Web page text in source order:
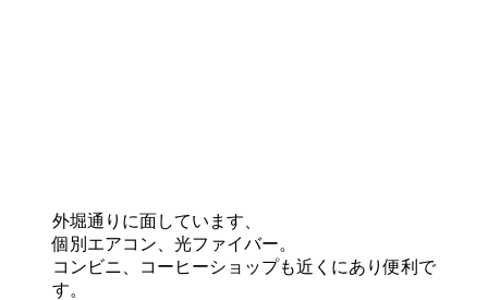
外堀通りに面しています、
個別エアコン、光ファイバー。
コンビニ、コーヒーショップも近くにあり便利で
す。